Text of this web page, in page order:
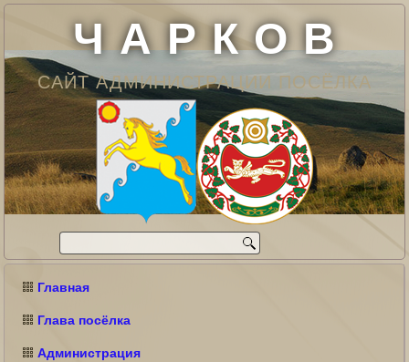
Ч А Р К О В
САЙТ АДМИНИСТРАЦИИ ПОСЁЛКА
Главная
Глава посёлка
Администрация